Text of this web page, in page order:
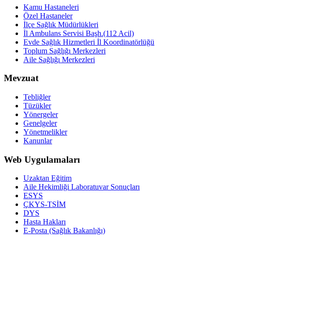
Kamu Hastaneleri
Özel Hastaneler
İlçe Sağlık Müdürlükleri
İl Ambulans Servisi Başh.(112 Acil)
Evde Sağlık Hizmetleri İl Koordinatörlüğü
Toplum Sağlığı Merkezleri
Aile Sağlığı Merkezleri
Mevzuat
Tebliğler
Tüzükler
Yönergeler
Genelgeler
Yönetmelikler
Kanunlar
Web Uygulamaları
Uzaktan Eğitim
Aile Hekimliği Laboratuvar Sonuçları
ESYS
ÇKYS-TSİM
DYS
Hasta Hakları
E-Posta (Sağlık Bakanlığı)